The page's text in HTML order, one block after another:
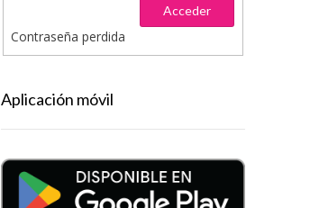
Acceder
Contraseña perdida
Aplicación móvil